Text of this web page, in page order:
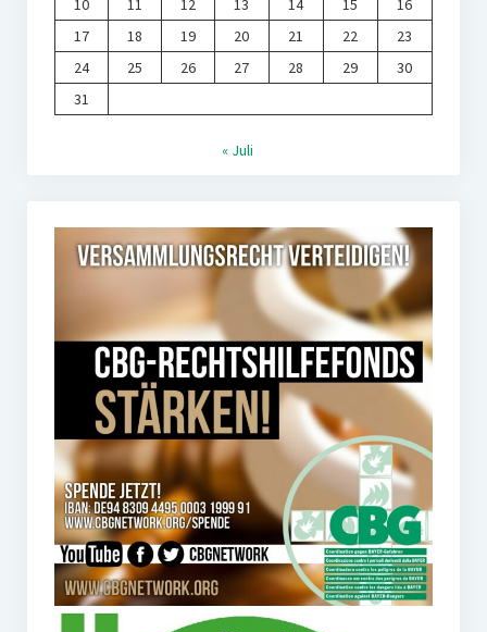
10 11 12 13 14 15
16
17
18 19 20 21 22
23
24
25 26 27 28 29
30
31
« Juli